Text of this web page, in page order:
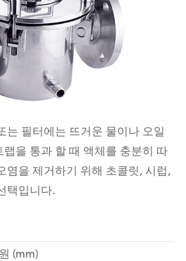
는 필터에는 뜨거운 물이나 오일
을 통과 할 때 액체를 충분히 따
염을 제거하기 위해 초콜릿, 시럽,
택입니다.
(mm)